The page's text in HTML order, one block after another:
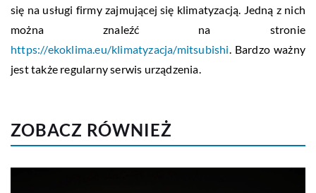
się na usługi firmy zajmującej się klimatyzacją. Jedną z nich
można znaleźć na stronie
https://ekoklima.eu/klimatyzacja/mitsubishi. Bardzo ważny
jest także regularny serwis urządzenia.
ZOBACZ RÓWNIEŻ